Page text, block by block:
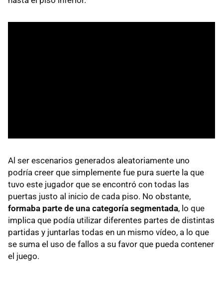
Al ser escenarios generados aleatoriamente uno
podría creer que simplemente fue pura suerte la que
tuvo este jugador que se encontró con todas las
puertas justo al inicio de cada piso. No obstante,
formaba parte de una categoría segmentada, lo que
implica que podía utilizar diferentes partes de distintas
partidas y juntarlas todas en un mismo vídeo, a lo que
se suma el uso de fallos a su favor que pueda contener
el juego.